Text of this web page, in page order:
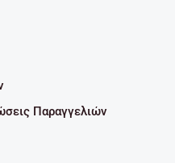
Παραγγελιών